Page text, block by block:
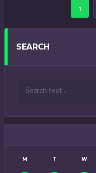
1
SEARCH
M T W